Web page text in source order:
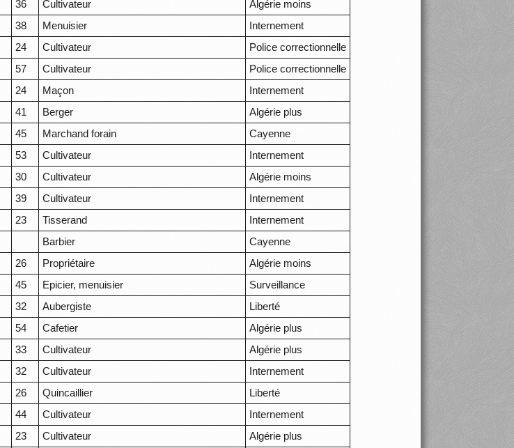
36 Cultivateur
Algérie moins
38 Menuisier
Internement
24 Cultivateur
Police correctionnelle
57 Cultivateur
Police correctionnelle
24 Maçon
Internement
41 Berger
Algérie plus
45 Marchand forain
Cayenne
53 Cultivateur
Internement
30 Cultivateur
Algérie moins
39 Cultivateur
Internement
23 Tisserand
Internement
Barbier
Cayenne
26 Propriétaire
Algérie moins
45 Epicier, menuisier
Surveillance
32 Aubergiste
Liberté
54 Cafetier
Algérie plus
33 Cultivateur
Algérie plus
32 Cultivateur
Internement
26 Quincaillier
Liberté
44 Cultivateur
Internement
23 Cultivateur
Algérie plus